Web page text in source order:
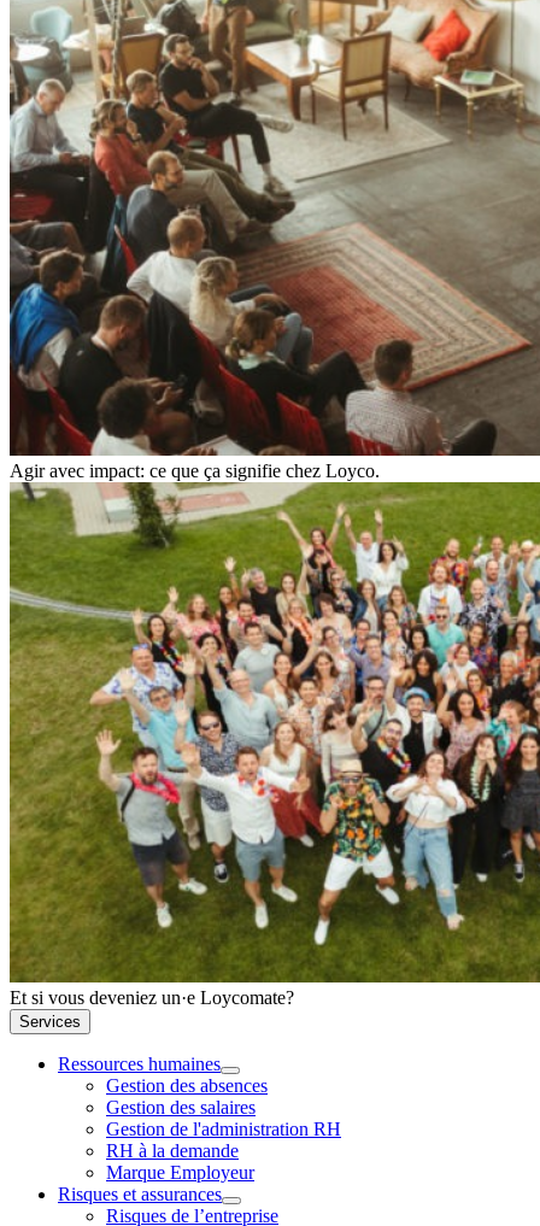
Agir avec impact: ce que ça signifie chez Loyco.
Et si vous deveniez un·e Loycomate?
Services
Ressources humaines
Gestion des absences
Gestion des salaires
Gestion de l'administration RH
RH à la demande
Marque Employeur
Risques et assurances
Risques de l’entreprise